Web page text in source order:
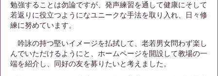
勉強することは勿論ですが、発声練習を通して健康にそして
若返りに役立つようになユニークな手法を取り入れ、日々修
練に努めています。
吟詠の持つ堅いイメージを払拭して、老若男女問わず楽し
んでいただけるようにと、ホームページを開設して教場の一
端を紹介し、同好の友を募りたいと考えました。